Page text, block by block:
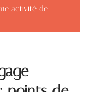
activité de